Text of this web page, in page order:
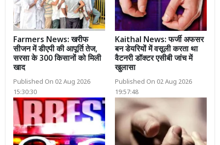
Farmers News: खरीफ
सीजन में डीएपी की आपूर्ति तेज,
सरसा के 300 किसानों को मिली
खाद
Published On 02 Aug 2026
15:30:30
Kaithal News: फर्जी अफसर
बन डेयरियों में वसूली करता था
वैटनरी डॉक्टर एसीबी जांच में
खुलासा
Published On 02 Aug 2026
19:57:48